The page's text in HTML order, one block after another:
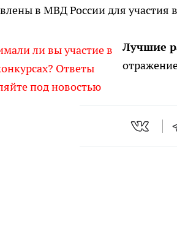
в МВД России для участия
ли вы участие в
Ответы
под новостью
Лучшие